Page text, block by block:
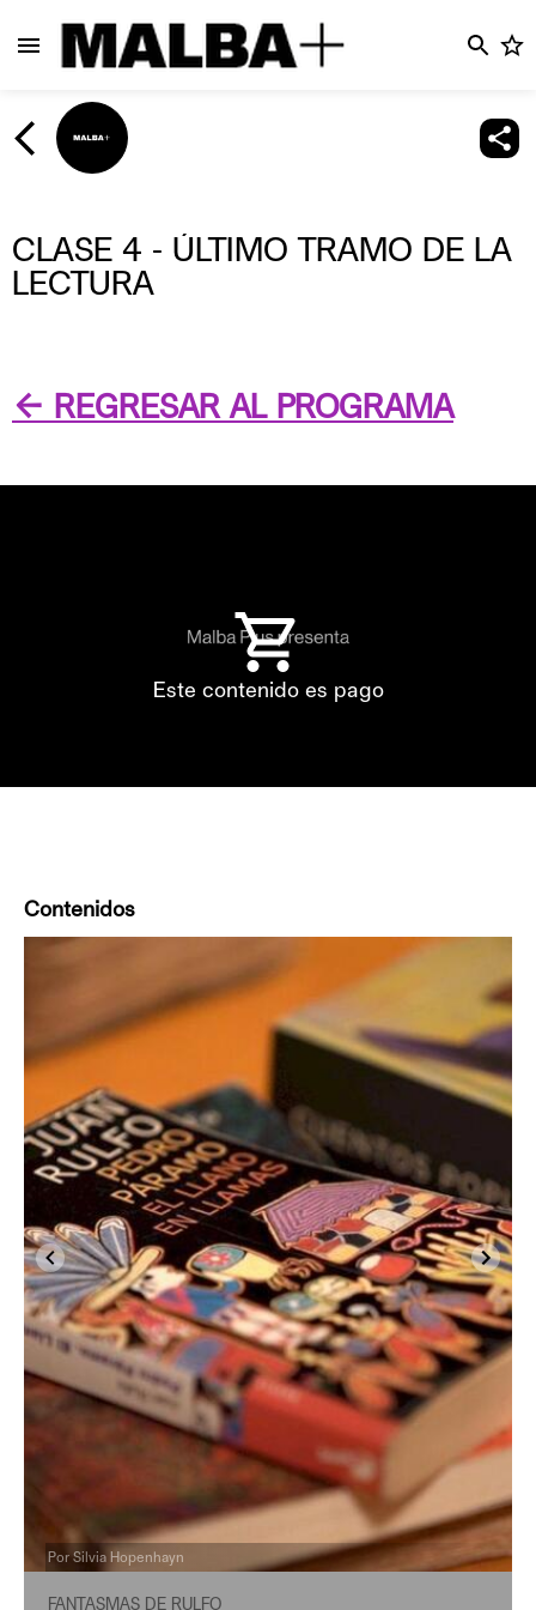
CLASE 4 - ÚLTIMO TRAMO DE LA
LECTURA
← REGRESAR AL PROGRAMA
Este contenido es pago
Contenidos
Por Silvia Hopenhayn
FANTASMAS DE RULFO